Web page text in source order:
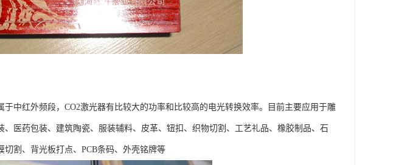
中红外频段，CO2激光器有比较大的功率和比较高的电光转换效率。目前主要应用于雕
医药包装、建筑陶瓷、服装辅料、皮革、钮扣、织物切割、工艺礼品、橡胶制品、石
割、背光板打点、PCB条码、外壳铭牌等